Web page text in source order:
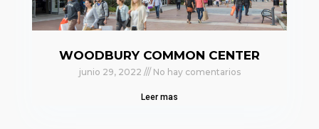
WOODBURY COMMON CENTER
junio 29, 2022 No hay comentarios
Leer mas